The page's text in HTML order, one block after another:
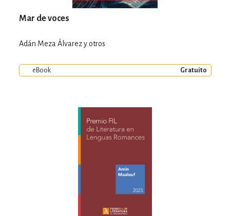
Mar de voces
Adán Meza Álvarez y otros
eBook Gratuito